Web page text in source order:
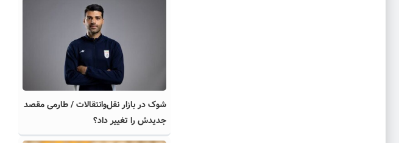
شوک در بازار نقل‌وانتقالات / طارمی مقصد
جدیدش را تغییر داد؟